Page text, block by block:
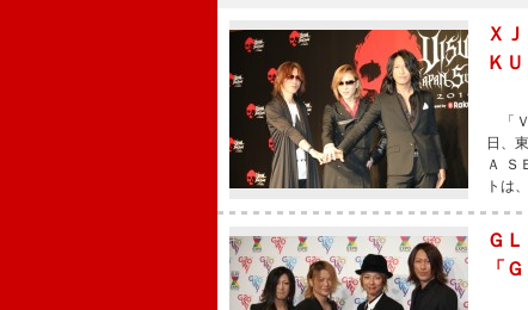
Ｘ
Ｋ
「
日、
Ａ Ｓ
トは
Ｇ
「